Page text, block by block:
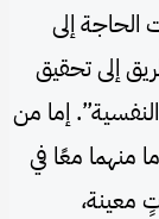
إلى
إلى تحقيق
إما من
منهما معًا في
معينة،